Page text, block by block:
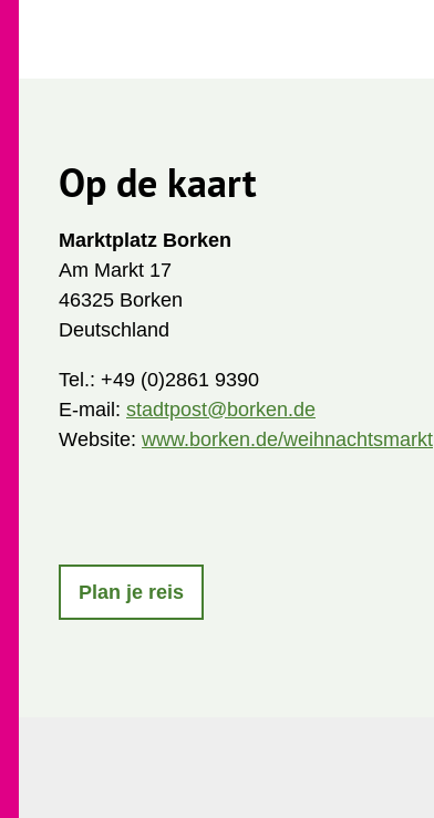
Op de kaart
Marktplatz Borken
Am Markt 17
46325 Borken
Deutschland
Tel.: +49 (0)2861 9390
E-mail: stadtpost@borken.de
Website: www.borken.de/weihnachtsmarkt
m
p
Plan je reis